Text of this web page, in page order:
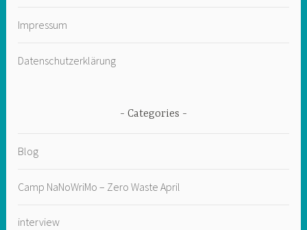
Impressum
Datenschutzerklärung
Categories
Blog
Camp NaNoWriMo – Zero Waste April
interview